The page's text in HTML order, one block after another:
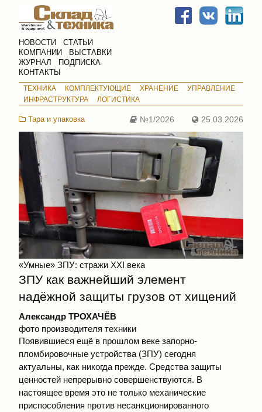
НОВОСТИ
СТАТЬИ
КОМПАНИИ
ВЫСТАВКИ
ЖУРНАЛ
ПОДПИСКА
КОНТАКТЫ
ТЕХНИКА КОМПЛЕКТУЮЩИЕ ХРАНЕНИЕ
УПРАВЛЕНИЕ
ИНФРАСТРУКТУРА
ЛОГИСТИКА
Тара и упаковка №1/2026 25.03.2026
«Умные» ЗПУ: стражи XXI века
ЗПУ как важнейший элемент
надёжной защиты грузов от хищений
Александр ТРОХАЧЁВ
фото производителя техники
Появившиеся ещё в прошлом веке запорно-
пломбировочные устройства (ЗПУ) сегодня
актуальны, как никогда прежде. Средства защиты
ценностей непрерывно совершенствуются. В
настоящее время это не только механические
приспособления против несанкционированного